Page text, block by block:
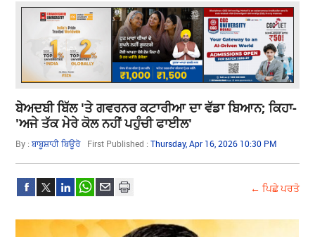
ਬੇਅਦਬੀ ਬਿੱਲ 'ਤੇ ਗਵਰਨਰ ਕਟਾਰੀਆ ਦਾ ਵੱਡਾ ਬਿਆਨ; ਕਿਹਾ-
'ਅਜੇ ਤੱਕ ਮੇਰੇ ਕੋਲ ਨਹੀਂ ਪਹੁੰਚੀ ਫਾਈਲ'
By :ਬਾਬੂਸ਼ਾਹੀ ਬਿਊਰੋ First Published :Thursday, Apr 16, 2026 10:30 PM
← ਪਿਛੇ ਪਰਤੋ